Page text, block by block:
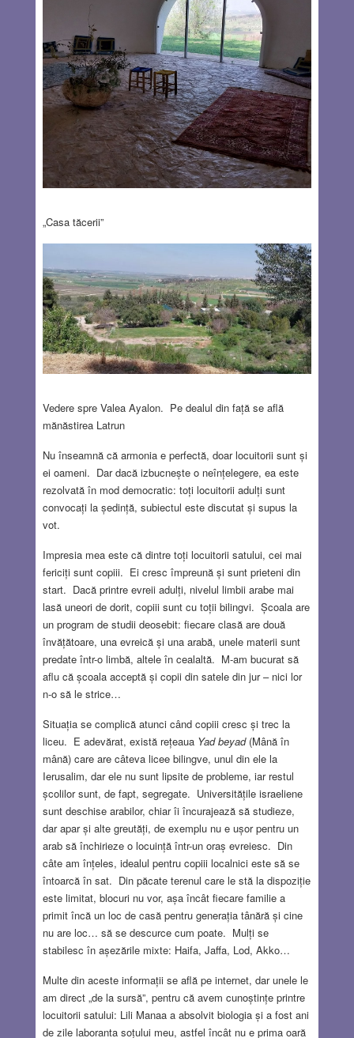
„Casa tăcerii”
Vedere spre Valea Ayalon. Pe dealul din față se află
mănăstirea Latrun
Nu înseamnă că armonia e perfectă, doar locuitorii sunt și
ei oameni. Dar dacă izbucnește o neînțelegere, ea este
rezolvată în mod democratic: toți locuitorii adulți sunt
convocați la ședință, subiectul este discutat și supus la
vot.
Impresia mea este că dintre toți locuitorii satului, cei mai
fericiți sunt copiii. Ei cresc împreună și sunt prieteni din
start. Dacă printre evreii adulți, nivelul limbii arabe mai
lasă uneori de dorit, copiii sunt cu toții bilingvi. Școala are
un program de studii deosebit: fiecare clasă are două
învățătoare, una evreică și una arabă, unele materii sunt
predate într-o limbă, altele în cealaltă. M-am bucurat să
aflu că școala acceptă și copii din satele din jur – nici lor
n-o să le strice…
Situația se complică atunci când copiii cresc și trec la
liceu. E adevărat, există rețeaua Yad beyad(Mână în
mână) care are câteva licee bilingve, unul din ele la
Ierusalim, dar ele nu sunt lipsite de probleme, iar restul
școlilor sunt, de fapt, segregate. Universitățile israeliene
sunt deschise arabilor, chiar îi încurajează să studieze,
dar apar și alte greutăți, de exemplu nu e ușor pentru un
arab să închirieze o locuință într-un oraș evreiesc. Din
câte am înțeles, idealul pentru copiii localnici este să se
întoarcă în sat. Din păcate terenul care le stă la dispoziție
este limitat, blocuri nu vor, așa încât fiecare familie a
primit încă un loc de casă pentru generația tânără și cine
nu are loc… să se descurce cum poate. Mulți se
stabilesc în așezările mixte: Haifa, Jaffa, Lod, Akko…
Multe din aceste informații se află pe internet, dar unele le
am direct „de la sursă”, pentru că avem cunoștințe printre
locuitorii satului: Lili Manaa a absolvit biologia și a fost ani
de zile laboranta soțului meu, astfel încât nu e prima oară